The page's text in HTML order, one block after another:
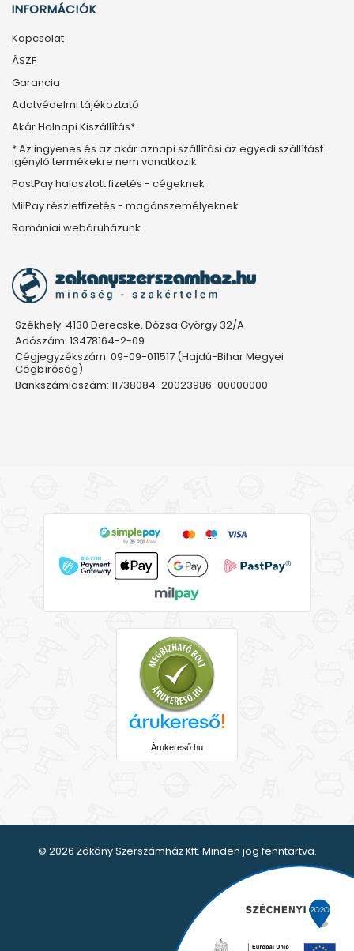
INFORMÁCIÓK
Kapcsolat
ÁSZF
Garancia
Adatvédelmi tájékoztató
Akár Holnapi Kiszállítás*
* Az ingyenes és az akár aznapi szállítási az egyedi szállítást
igénylő termékekre nem vonatkozik
PastPay halasztott fizetés - cégeknek
MilPay részletfizetés - magánszemélyeknek
Romániai webáruházunk
Székhely: 4130 Derecske, Dózsa György 32/A
Adószám: 13478164-2-09
Cégjegyzékszám: 09-09-011517 (Hajdú-Bihar Megyei
Cégbíróság)
Bankszámlaszám: 11738084-20023986-00000000
Árukereső.hu
© 2026 Zákány Szerszámház Kft. Minden jog fenntartva.